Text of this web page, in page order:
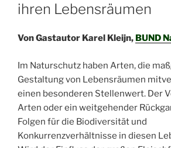
ihren Lebensräumen
Von Gastautor Karel Kleijn, BUND
Im Naturschutz haben Arten, die
Gestaltung von Lebensräumen
einen besonderen Stellenwert. Der
Arten oder ein weitgehender
Folgen für die Biodiversität und
Konkurrenzverhältnisse in diesen